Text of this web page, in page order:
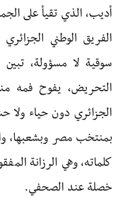
أديب، الذي تقيأ على
الفريق الوطني
سوقية لا مسؤولة،
التحريض، يفوح فمه
الجزائري دون حياء
بمنتخب مصر وبشعبها،
كلماته، وهي الرزانة
خصلة عند الصحفي.